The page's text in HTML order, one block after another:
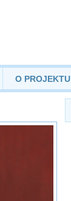
O PROJEKTU